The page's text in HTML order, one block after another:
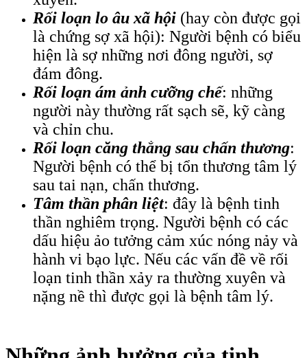
Rối loạn lo âu xã hội (hay còn được gọi
là chứng sợ xã hội): Người bệnh có biểu
hiện là sợ những nơi đông người, sợ
đám đông.
Rối loạn ám ảnh cưỡng chế: những
người này thường rất sạch sẽ, kỹ càng
và chỉn chu.
Rối loạn căng thẳng sau chấn thương:
Người bệnh có thể bị tổn thương tâm lý
sau tai nạn, chấn thương.
Tâm thần phân liệt: đây là bệnh tinh
thần nghiêm trọng. Người bệnh có các
dấu hiệu ảo tưởng cảm xúc nóng nảy và
hành vi bạo lực. Nếu các vấn đề về rối
loạn tinh thần xảy ra thường xuyên và
nặng nề thì được gọi là bệnh tâm lý.